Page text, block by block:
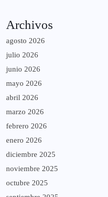
Archivos
agosto 2026
julio 2026
junio 2026
mayo 2026
abril 2026
marzo 2026
febrero 2026
enero 2026
diciembre 2025
noviembre 2025
octubre 2025